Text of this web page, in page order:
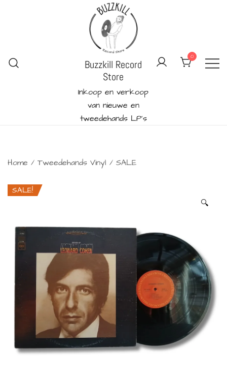
Buzzkill Record
Store
Inkoop en verkoop
van nieuwe en
tweedehands LP's
0
Home / Tweedehands Vinyl / SALE
🔍
SALE!